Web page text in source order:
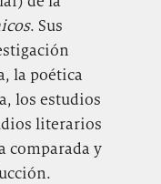
. Sus
la poética
los estudios
literarios
comparada y